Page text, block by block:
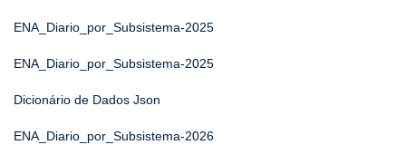
ENA_Diario_por_Subsistema-2025
ENA_Diario_por_Subsistema-2025
Dicionário de Dados Json
ENA_Diario_por_Subsistema-2026